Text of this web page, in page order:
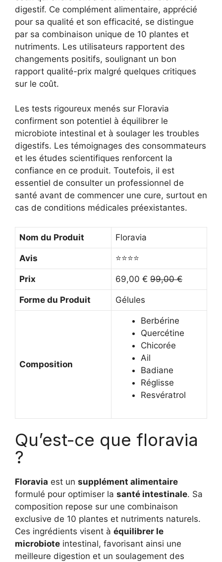
digestif. Ce complément alimentaire, apprécié
pour sa qualité et son efficacité, se distingue
par sa combinaison unique de 10 plantes et
nutriments. Les utilisateurs rapportent des
changements positifs, soulignant un bon
rapport qualité-prix malgré quelques critiques
sur le coût.
Les tests rigoureux menés sur Floravia
confirment son potentiel à équilibrer le
microbiote intestinal et à soulager les troubles
digestifs. Les témoignages des consommateurs
et les études scientifiques renforcent la
confiance en ce produit. Toutefois, il est
essentiel de consulter un professionnel de
santé avant de commencer une cure, surtout en
cas de conditions médicales préexistantes.
Nom du Produit Floravia
Avis ⭐⭐⭐⭐
Prix 69,00 € 99,00 €
Forme du Produit Gélules
Composition
Berbérine
Quercétine
Chicorée
Ail
Badiane
Réglisse
Resvératrol
Qu’est-ce que floravia
?
Floravia est un supplément alimentaire
formulé pour optimiser la santé intestinale. Sa
composition repose sur une combinaison
exclusive de 10 plantes et nutriments naturels.
Ces ingrédients visent à équilibrer le
microbiote intestinal, favorisant ainsi une
meilleure digestion et un soulagement des